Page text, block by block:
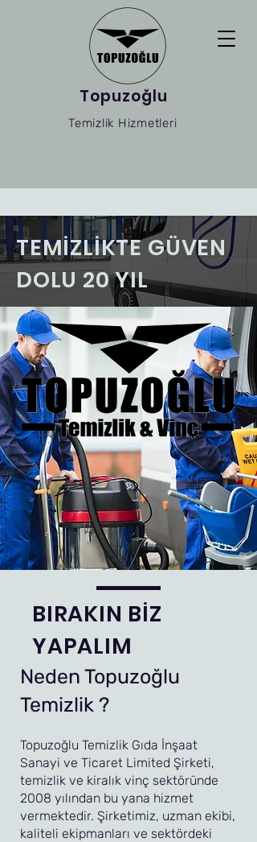
Topuzoğlu
Temizlik Hizmetleri
TEMİZLİKTE GÜVEN
DOLU 20 YIL
BIRAKIN BİZ
YAPALIM
Neden Topuzoğlu
Temizlik ?
Topuzoğlu Temizlik Gıda İnşaat
Sanayi ve Ticaret Limited Şirketi,
temizlik ve kiralık vinç sektöründe
2008 yılından bu yana hizmet
vermektedir. Şirketimiz, uzman ekibi,
kaliteli ekipmanları ve sektördeki